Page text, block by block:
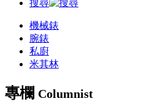
搜尋
機械錶
腕錶
私廚
米其林
專欄 Columnist